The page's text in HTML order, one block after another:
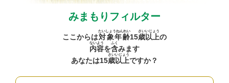
みまもりフィルター
ここからは対象年齢
たいしょうねんれい
15歳
さい
以上
いじょう
の
内容
ないよう
を含
ふく
みます
あなたは15歳
さい
以上
いじょう
ですか？